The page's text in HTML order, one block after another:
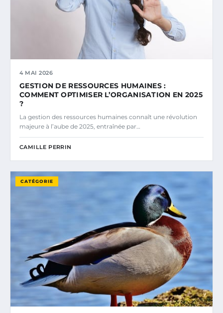
4 MAI 2026
GESTION DE RESSOURCES HUMAINES :
COMMENT OPTIMISER L’ORGANISATION EN 2025
?
La gestion des ressources humaines connaît une révolution
majeure à l’aube de 2025, entraînée par…
CAMILLE PERRIN
CATÉGORIE